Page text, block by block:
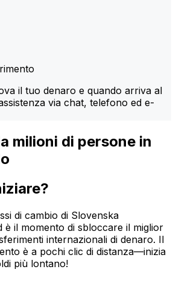
il tuo denaro e quando arriva al
via chat, telefono ed e-
milioni di persone in
di cambio di Slovenska
è il momento di sbloccare il miglior
internazionali di denaro. Il
è a pochi clic di distanza—inizia
più lontano!